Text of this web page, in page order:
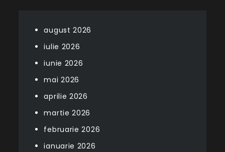
august 2026
iulie 2026
iunie 2026
mai 2026
aprilie 2026
martie 2026
februarie 2026
ianuarie 2026